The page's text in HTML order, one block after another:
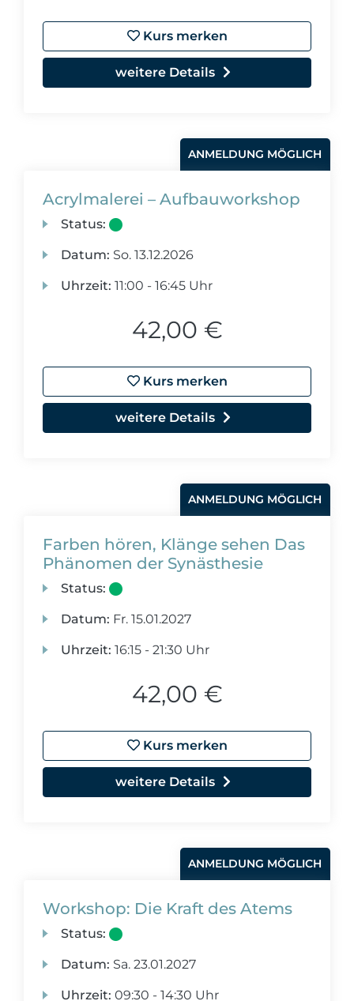
Kurs merken
weitere Details
ANMELDUNG MÖGLICH
Acrylmalerei – Aufbauworkshop
Status:
Datum: So. 13.12.2026
Uhrzeit: 11:00 - 16:45 Uhr
42,00 €
Kurs merken
weitere Details
ANMELDUNG MÖGLICH
Farben hören, Klänge sehen Das
Phänomen der Synästhesie
Status:
Datum: Fr. 15.01.2027
Uhrzeit: 16:15 - 21:30 Uhr
42,00 €
Kurs merken
weitere Details
ANMELDUNG MÖGLICH
Workshop: Die Kraft des Atems
Status:
Datum: Sa. 23.01.2027
Uhrzeit: 09:30 - 14:30 Uhr